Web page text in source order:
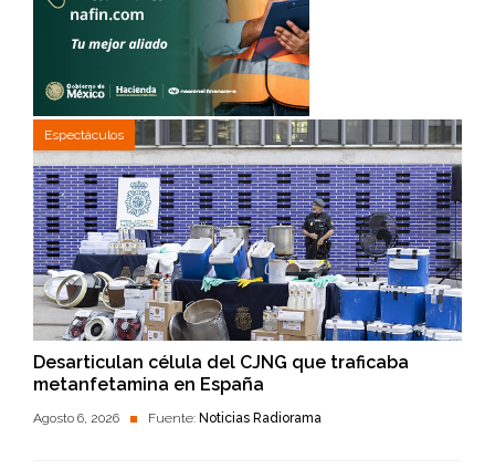
Espectáculos
Desarticulan célula del CJNG que traficaba
metanfetamina en España
Agosto 6, 2026 Fuente: Noticias Radiorama